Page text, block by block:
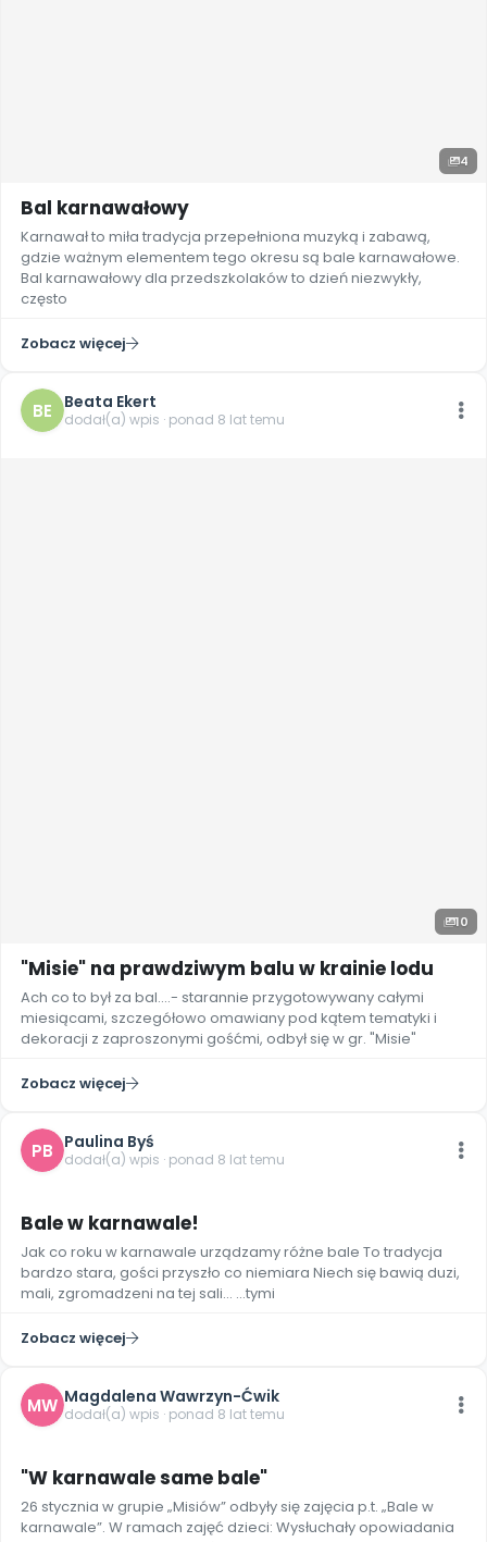
4
Bal karnawałowy
Karnawał to miła tradycja przepełniona muzyką i zabawą,
gdzie ważnym elementem tego okresu są bale karnawałowe.
Bal karnawałowy dla przedszkolaków to dzień niezwykły,
często
Zobacz więcej
BE Beata Ekert
dodał(a) wpis · ponad 8 lat temu
10
"Misie" na prawdziwym balu w krainie lodu
Ach co to był za bal....- starannie przygotowywany całymi
miesiącami, szczegółowo omawiany pod kątem tematyki i
dekoracji z zaproszonymi gośćmi, odbył się w gr. "Misie"
Zobacz więcej
PB Paulina Byś
dodał(a) wpis · ponad 8 lat temu
Bale w karnawale!
Jak co roku w karnawale urządzamy różne bale To tradycja
bardzo stara, gości przyszło co niemiara Niech się bawią duzi,
mali, zgromadzeni na tej sali… …tymi
Zobacz więcej
MW Magdalena Wawrzyn-Ćwik
dodał(a) wpis · ponad 8 lat temu
"W karnawale same bale"
26 stycznia w grupie „Misiów” odbyły się zajęcia p.t. „Bale w
karnawale”. W ramach zajęć dzieci: Wysłuchały opowiadania